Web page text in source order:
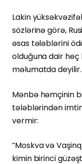
Lakin
sözlərinə görə,
əsas tələblərini
olduğuna dair heç
məlumatda deyilir.
Mənbə həmçinin
tələblərindən
vermir:
“Moskva və
kimin birinci